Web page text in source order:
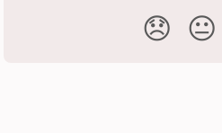
😞 😐